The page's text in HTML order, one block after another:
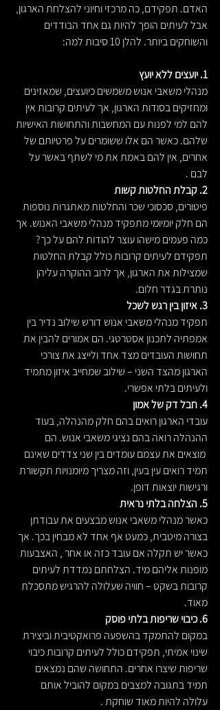
האדם. תפקידם, כה מרכזי וחיוני להצלחת הארגון,
אבל לעיתים הופך להיות גם אחד הבודדים
והשוחקים ביותר. להלן 10 סיבות למה:
1. יועצים ללא יועץ
מנהלי משאבי אנוש משמשים כיועצים, שמאזינים
ומחזיקים בסודות הארגון, אך לעיתים קרובות אין
להם למי לפנות עם המחשבות והתחושות האישיות
שלהם. כאשר הם אלו ששומרים על פרטיותם של
אחרים, אין להם באמת את מי לשתף באשר על
לבם .
2. קבלת החלטות קשות
פיטורים, סכסוכי שכר והחלטות מאתגרות נוספות
הם חלק יומיומי מתפקיד מנהלי משאבי האנוש. אך
כמה פעמים מישהו עוצר להודות להם על כך?
תפקידם לעיתים קרובות כולל קבלת החלטות
שמצילות את הארגון, אך לרוב ההוקרה עליהן
נותרת בגדר חלום.
3. איזון בין רגש לשכל
תפקיד מנהלי משאבי אנוש דורש שילוב נדיר בין
אמפתיה לתכנון אסטרטגי. הם אמורים להבין את
תחושות העובדים מצד אחד ולייצג את צורכי
הארגון מהצד השני – שילוב שמחייב איזון מתמיד
ולעיתים בלתי אפשרי.
4. חבל דק של אמון
עובדי הארגון רואים בהם חלק מהנהלה, בעוד
ההנהלה רואה בהם נציגי משאבי אנוש. הם
מוצאים את עצמם עומדים בין שני צדדים שאינם
תמיד רואים עין בעין, וזה מצריך מיומנויות תקשורת
ורגישות יוצאות דופן.
5. הצלחה בלתי נראית
כאשר מנהלי משאבי אנוש מבצעים את עבודתן
בצורה מיטבית, כמעט אף אחד לא מבחין בכך. אך
כאשר יש תקלה אם עובד כזה או אחר , האצבעות
מופנות אליהם מיד. הצלחתם נמדדת לעיתים
קרובות בשקט – חוויה שעלולה להרגיש מתסכלת
מאוד.
6. כיבוי שריפות בלתי פוסק
במקום להתמקד בהשפעה פרואקטיבית וביצירת
שינוי אמיתי, תפקידם כולל לעיתים קרובות כיבוי
שריפות שיצרו אחרים. התחושה שהם נמצאים
תמיד בתגובה למצבים במקום להוביל אותם
עלולה להיות מאוד שוחקת .